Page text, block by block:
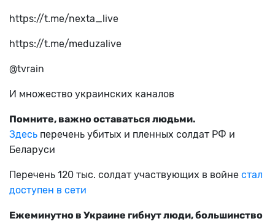
https://t.me/nexta_live
https://t.me/meduzalive
@tvrain
И множество украинских каналов
Помните, важно оставаться людьми.
Здесь перечень убитых и пленных солдат РФ и
Беларуси
Перечень 120 тыс. солдат участвующих в войне стал
доступен в сети
Ежеминутно в Украине гибнут люди, большинство